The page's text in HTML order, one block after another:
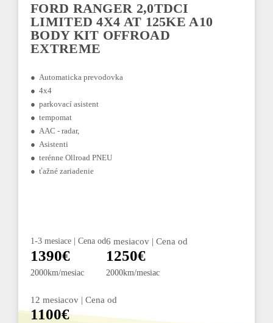
FORD RANGER 2,0TDCI
LIMITED 4X4 AT 125KE A10
BODY KIT OFFROAD
EXTREME
● Automaticka prevodovka
● 4x4
● parkovací asistent
● tempomat
● AAC - radar,
● Asistenti
● terénne Ollroad PNEU
● ťažné zariadenie
1-3 mesiace | Cena od
1390€
2000km/mesiac
6 mesiacov | Cena od
1250€
2000km/mesiac
12 mesiacov | Cena od
1100€